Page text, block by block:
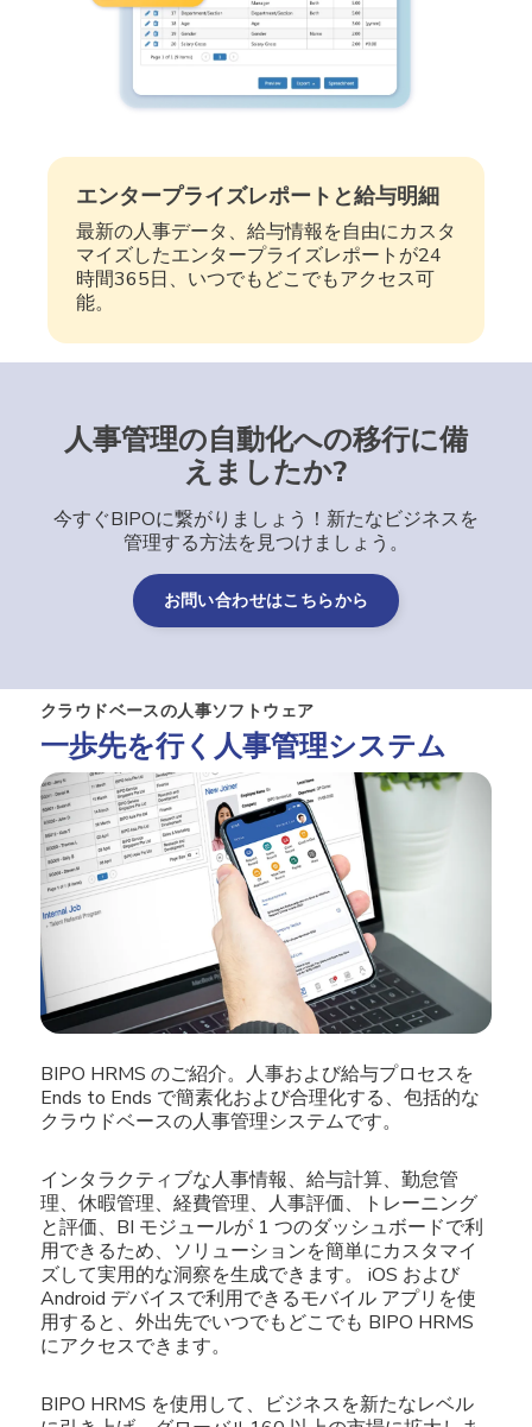
エンタープライズレポートと給与明細
最新の人事データ、給与情報を自由にカスタ
マイズしたエンタープライズレポートが24
時間365日、いつでもどこでもアクセス可
能。
人事管理の自動化への移行に備
えましたか?
今すぐBIPOに繋がりましょう！新たなビジネスを
管理する方法を見つけましょう。
お問い合わせはこちらから
クラウドベースの人事ソフトウェア
一歩先を行く人事管理システム
BIPO HRMS のご紹介。人事および給与プロセスを
Ends to Ends で簡素化および合理化する、包括的な
クラウドベースの人事管理システムです。
インタラクティブな人事情報、給与計算、勤怠管
理、休暇管理、経費管理、人事評価、トレーニング
と評価、BI モジュールが 1 つのダッシュボードで利
用できるため、ソリューションを簡単にカスタマイ
ズして実用的な洞察を生成できます。 iOS および
Android デバイスで利用できるモバイル アプリを使
用すると、外出先でいつでもどこでも BIPO HRMS
にアクセスできます。
BIPO HRMS を使用して、ビジネスを新たなレベル